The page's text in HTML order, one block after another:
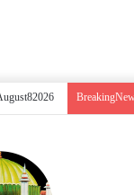
8 2026 Breaking